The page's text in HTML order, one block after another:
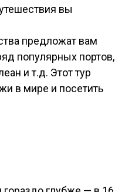
вы
предложат вам
популярных портов,
и т.д. Этот тур
в мире и посетить